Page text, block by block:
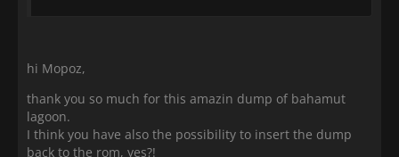
hi Mopoz,
thank you so much for this amazin dump of bahamut
lagoon.
I think you have also the possibility to insert the dump
back to the rom, yes?!